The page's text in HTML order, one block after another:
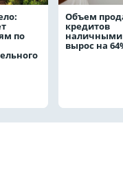
по
Объем
кредитов
наличными
вырос на